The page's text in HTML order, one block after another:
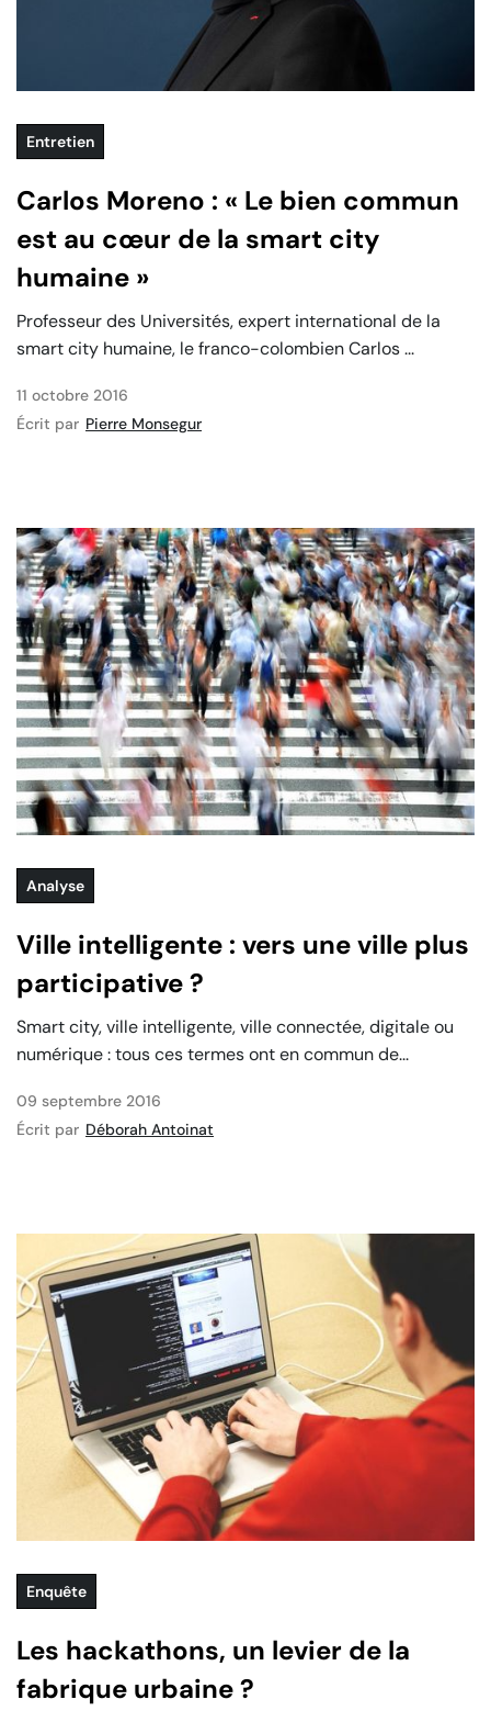
Entretien
Carlos Moreno : « Le bien commun
est au cœur de la smart city
humaine »
Professeur des Universités, expert international de la
smart city humaine, le franco-colombien Carlos ...
11 octobre 2016
Écrit par Pierre Monsegur
Analyse
Ville intelligente : vers une ville plus
participative ?
Smart city, ville intelligente, ville connectée, digitale ou
numérique : tous ces termes ont en commun de...
09 septembre 2016
Écrit par Déborah Antoinat
Enquête
Les hackathons, un levier de la
fabrique urbaine ?